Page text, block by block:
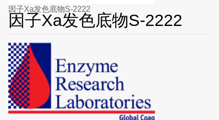
因子Xa发色底物S-2222
因子Xa发色底物S-2222